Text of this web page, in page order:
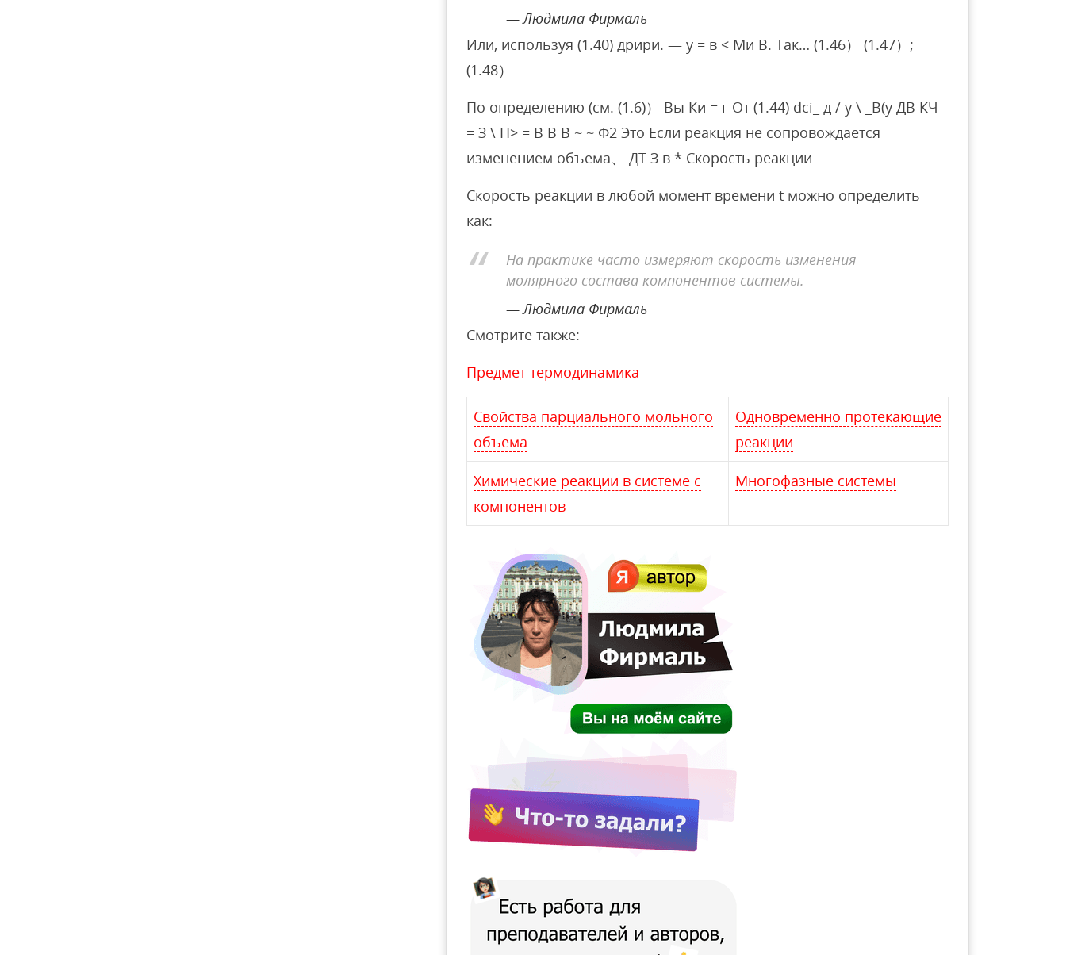
Людмила Фирмаль
Или, используя (1.40) дрири. — у = в < Ми В. Так… (1.46） (1.47）;
(1.48）
По определению (см. (1.6)） Вы Ки = г От (1.44) dci_ д / у \ _В(у ДВ КЧ
= З \ П> = В В В ~ ~ Ф2 Это Если реакция не сопровождается
изменением объема、 ДТ З в * Скорость реакции
Скорость реакции в любой момент времени t можно определить
как:
На практике часто измеряют скорость изменения
молярного состава компонентов системы.
Людмила Фирмаль
Смотрите также:
Предмет термодинамика
Свойства парциального мольного
объема
Одновременно протекающие
реакции
Химические реакции в системе с
компонентов
Многофазные системы